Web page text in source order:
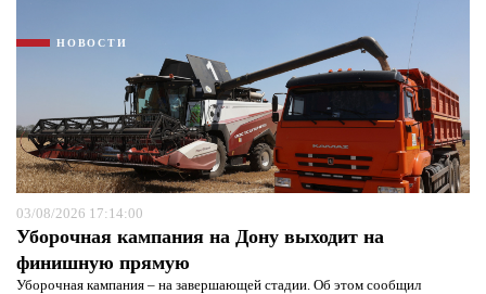
НОВОСТИ
03/08/2026 17:14:00
Уборочная кампания на Дону выходит на
финишную прямую
Уборочная кампания – на завершающей стадии. Об этом сообщил
Я согласен с
политикой конфиденциальности и
защиты информации*политикой конфиденциальности и
защиты информации*